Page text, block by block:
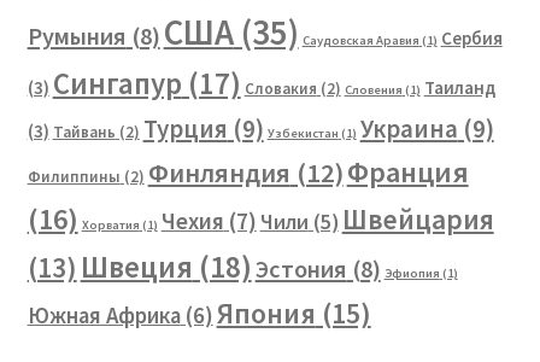
Румыния (8)США(35) Саудовская Аравия (1) Сербия
(3) Сингапур (17) Словакия (2) Словения (1) Таиланд
(3) Тайвань (2) Турция (9) Узбекистан (1) Украина (9)
Филиппины (2) Финляндия (12)Франция
(16) Хорватия (1) Чехия (7) Чили (5) Швейцария
(13) Швеция (18)Эстония (8) Эфиопия (1)
Южная Африка(6)Япония (15)